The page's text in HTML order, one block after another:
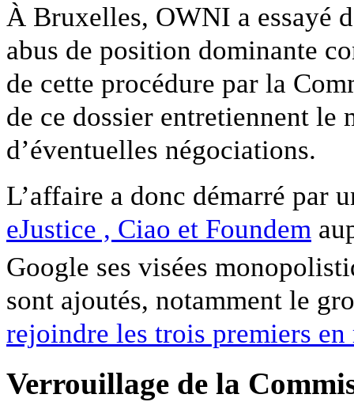
À Bruxelles, OWNI a essayé
abus de position dominante
de cette procédure par la
de ce dossier entretiennent le
d’éventuelles négociations.
L’affaire a donc démarré par
eJustice , Ciao et Foundem
Google ses visées
sont ajoutés, notamment le
rejoindre les trois premiers en
Verrouillage de la